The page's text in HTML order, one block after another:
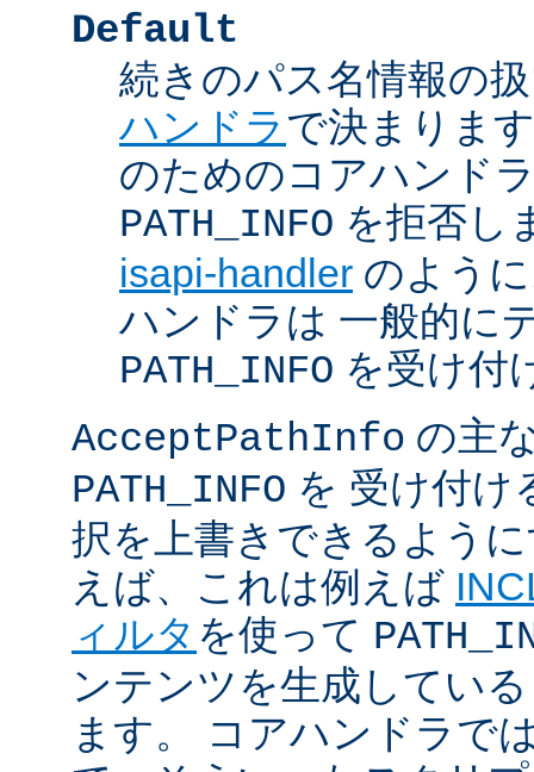
Default
続きのパス名情報の
ハンドラで決まりま
のためのコアハンド
PATH_INFO を拒否し
isapi-handler のよう
ハンドラは 一般的に
PATH_INFO を受け付
AcceptPathInfo の主
PATH_INFO を 受け付け
択を上書きできるよう
えば、これは例えば
ィルタ を使って
ンテンツを生成してい
ます。 コアハンドラで